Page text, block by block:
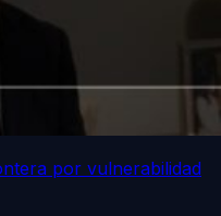
por vulnerabilidad